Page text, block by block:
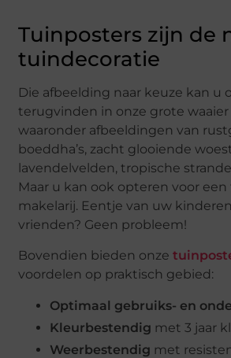
Tuinposters zijn de
tuindecoratie
Die afbeelding naar keuze kan u
terugvinden in onze grote waaier
waaronder afbeeldingen van
boeddha’s, zacht glooiende
lavendelvelden, tropische
Maar u kan ook opteren voor
makelarij. Eentje van uw
vrienden? Geen probleem!
Bovendien bieden onze
voordelen op praktisch gebied:
Optimaal gebruiks- en
Kleurbestendig met 3 jaar
Weerbestendig met